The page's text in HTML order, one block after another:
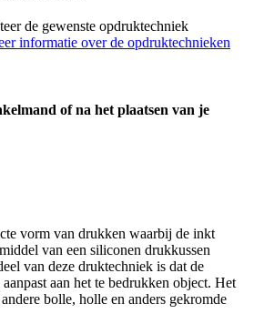
de gewenste opdruktechniek
informatie over de opdruktechnieken
of na het plaatsen van je
vorm van drukken waarbij de inkt
van een siliconen drukkussen
van deze druktechniek is dat de
aan het te bedrukken object. Het
bolle, holle en anders gekromde